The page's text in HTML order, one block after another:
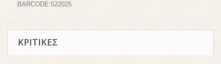
BARCODE:522025
ΚΡΙΤΙΚΈΣ